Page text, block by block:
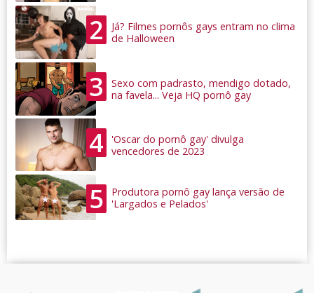
2
Já? Filmes pornôs gays entram no clima
de Halloween
3
Sexo com padrasto, mendigo dotado,
na favela... Veja HQ pornô gay
4
'Oscar do pornô gay' divulga
vencedores de 2023
5
Produtora pornô gay lança versão de
'Largados e Pelados'